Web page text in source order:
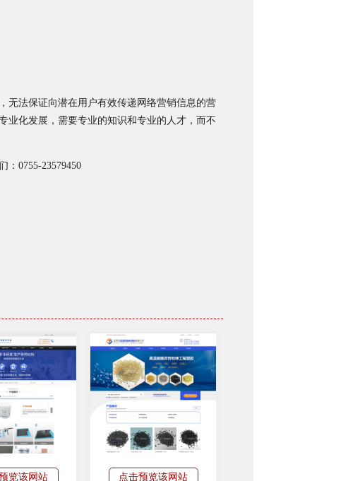
无法保证向潜在用户有效传递网络营销信息的营
业化发展，需要专业的知识和专业的人才，而不
0755-23579450
览该网站 点击预览该网站